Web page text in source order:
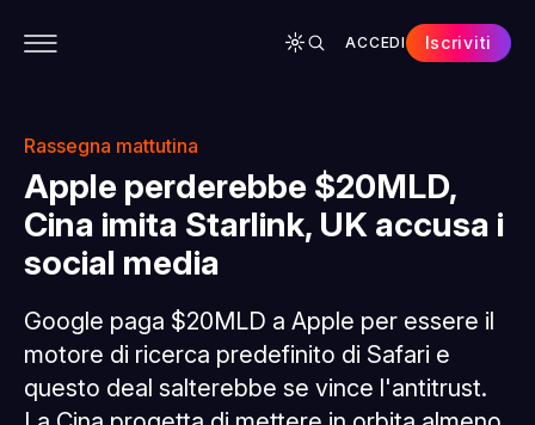
ACCEDI Iscriviti
Rassegna mattutina
Apple perderebbe $20MLD,
Cina imita Starlink, UK accusa i
social media
Google paga $20MLD a Apple per essere il
motore di ricerca predefinito di Safari e
questo deal salterebbe se vince l'antitrust.